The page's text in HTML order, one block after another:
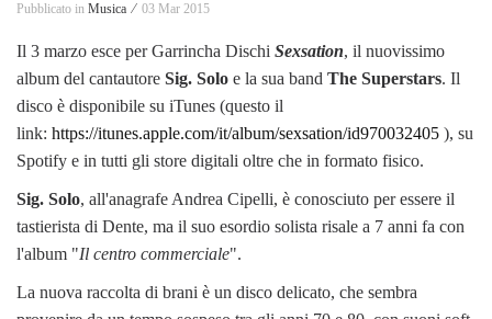
Pubblicato in Musica ⁄ 03 Mar 2015
Il 3 marzo esce per Garrincha Dischi Sexsation, il nuovissimo
album del cantautore Sig. Solo e la sua band The Superstars. Il
disco è disponibile su iTunes (questo il
link: https://itunes.apple.com/it/album/sexsation/id970032405 ), su
Spotify e in tutti gli store digitali oltre che in formato fisico.
Sig. Solo, all'anagrafe Andrea Cipelli, è conosciuto per essere il
tastierista di Dente, ma il suo esordio solista risale a 7 anni fa con
l'album "Il centro commerciale".
La nuova raccolta di brani è un disco delicato, che sembra